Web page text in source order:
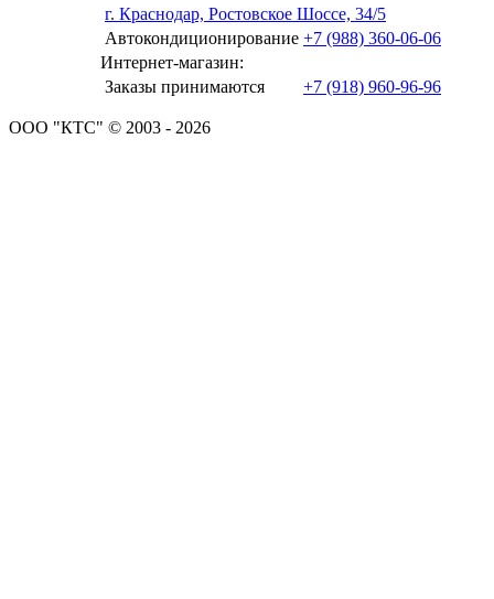
г. Краснодар, Ростовское Шоссе, 34/5
Автокондиционирование +7 (988) 360-06-06
Интернет-магазин:
Заказы принимаются
+7 (918) 960-96-96
ООО "КТС" © 2003 - 2026